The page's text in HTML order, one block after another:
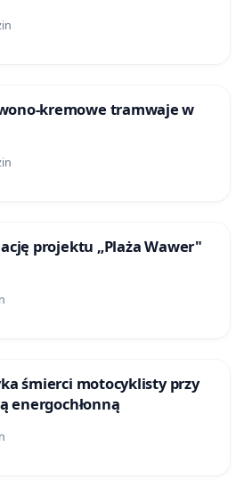
kremowe tramwaje w
projektu „Plaża Wawer"
śmierci motocyklisty przy
energochłonną